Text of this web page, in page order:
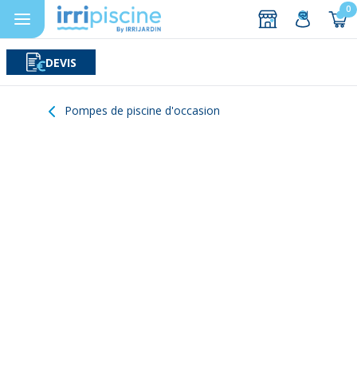
0
DEVIS
Pompes de piscine d'occasion